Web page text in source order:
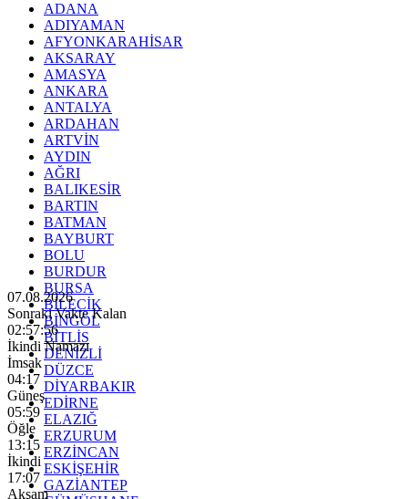
ADANA
ADIYAMAN
AFYONKARAHİSAR
AKSARAY
AMASYA
ANKARA
ANTALYA
ARDAHAN
ARTVİN
AYDIN
AĞRI
BALIKESİR
BARTIN
BATMAN
BAYBURT
BOLU
BURDUR
BURSA
BİLECİK
BİNGÖL
BİTLİS
DENİZLİ
DÜZCE
DİYARBAKIR
EDİRNE
ELAZIĞ
ERZURUM
ERZİNCAN
ESKİŞEHİR
GAZİANTEP
07.08.2026
Sonraki Vakte Kalan
02:57:54
İkindi Namazı
İmsak
04:17
Güneş
05:59
Öğle
13:15
İkindi
17:07
Akşam